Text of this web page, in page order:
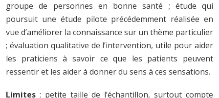
groupe de personnes en bonne santé ; étude qui
poursuit une étude pilote précédemment réalisée en
vue d’améliorer la connaissance sur un thème particulier
; évaluation qualitative de l’intervention, utile pour aider
les praticiens à savoir ce que les patients peuvent
ressentir et les aider à donner du sens à ces sensations.
Limites : petite taille de l’échantillon, surtout compte